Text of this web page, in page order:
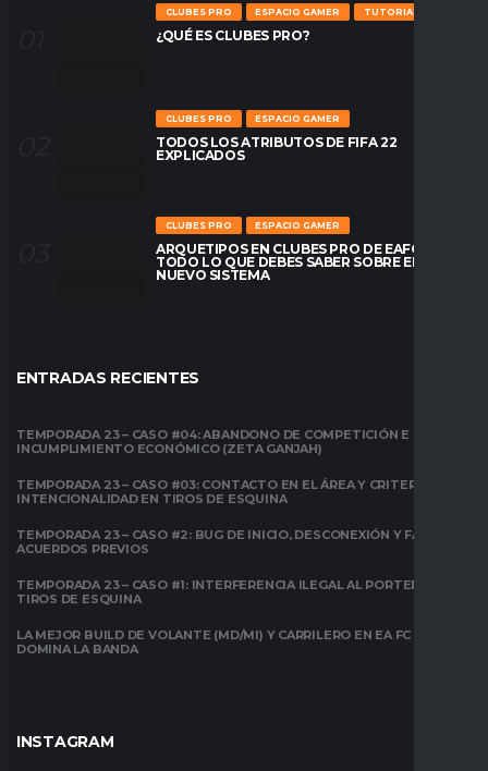
CLUBES PRO ESPACIO GAMER TUTORIALES
¿QUÉ ES CLUBES PRO?
CLUBES PRO ESPACIO GAMER
TODOS LOS ATRIBUTOS DE FIFA 22
EXPLICADOS
CLUBES PRO ESPACIO GAMER
ARQUETIPOS EN CLUBES PRO DE EAFC26:
TODO LO QUE DEBES SABER SOBRE EL
NUEVO SISTEMA
ENTRADAS RECIENTES
TEMPORADA 23 – CASO #04: ABANDONO DE COMPETICIÓN E
INCUMPLIMIENTO ECONÓMICO (ZETA GANJAH)
TEMPORADA 23 – CASO #03: CONTACTO EN EL ÁREA Y CRITERIO DE
INTENCIONALIDAD EN TIROS DE ESQUINA
TEMPORADA 23 – CASO #2: BUG DE INICIO, DESCONEXIÓN Y FALTA DE
ACUERDOS PREVIOS
TEMPORADA 23 – CASO #1: INTERFERENCIA ILEGAL AL PORTERO EN
TIROS DE ESQUINA
LA MEJOR BUILD DE VOLANTE (MD/MI) Y CARRILERO EN EA FC 26:
DOMINA LA BANDA
INSTAGRAM